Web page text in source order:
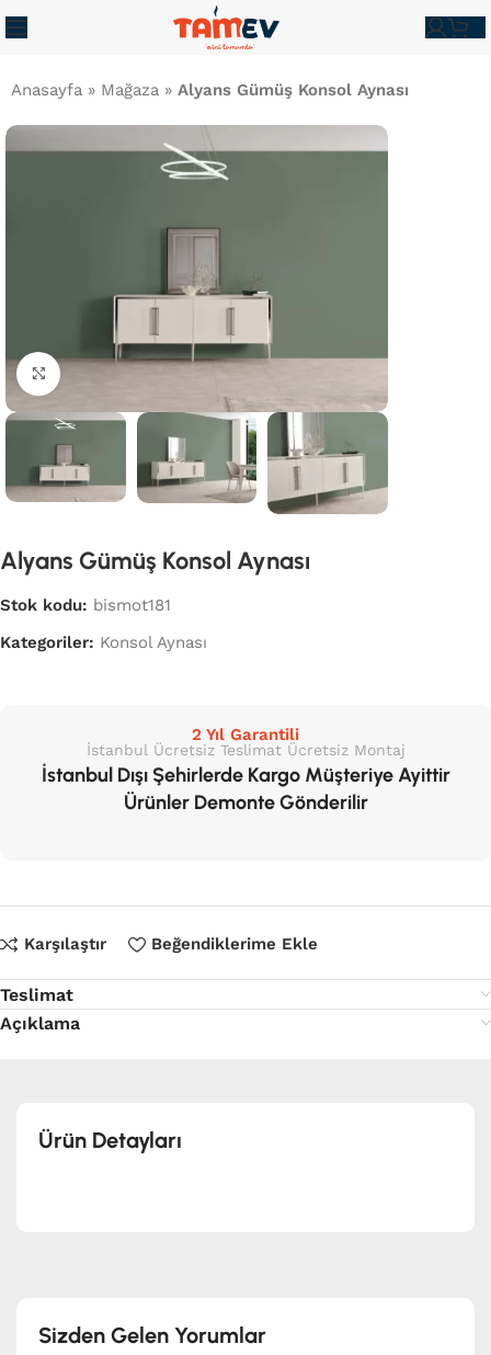
Anasayfa » Mağaza »Alyans Gümüş Konsol Aynası
Büyütmek İçin Tıklayın
Alyans Gümüş Konsol Aynası
Stok kodu: bismot181
Kategoriler: Konsol Aynası
2 Yıl Garantili
İstanbul Ücretsiz Teslimat Ücretsiz Montaj
İstanbul Dışı Şehirlerde Kargo Müşteriye Ayittir
Ürünler Demonte Gönderilir
Karşılaştır Beğendiklerime Ekle
Teslimat
Açıklama
Ürün Detayları
Sizden Gelen Yorumlar